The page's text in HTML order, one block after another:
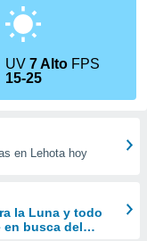
UV7 Alto FPS
15-25
en Lehota hoy
la Luna y todo
en busca del